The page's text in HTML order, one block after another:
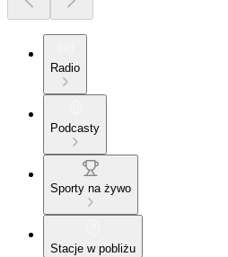
Radio
Podcasty
Sporty na żywo
Stacje w pobliżu